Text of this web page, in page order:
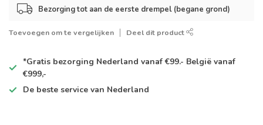
Bezorging tot aan de eerste drempel (begane grond)
Toevoegen om te vergelijken Deel dit product
*Gratis bezorging Nederland vanaf €99.- België vanaf
€999,-
De beste service van Nederland